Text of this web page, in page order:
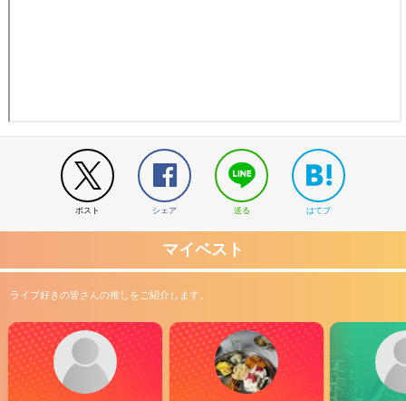
ポスト シェア 送る はてブ
マイベスト
ライブ好きの皆さんの推しをご紹介します。